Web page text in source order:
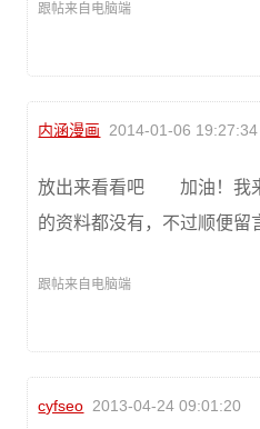
跟帖来自电脑端
内涵漫画 2014-01-06 19:27:34
放出来看看吧 加油！我
的资料都没有，不过顺便留
跟帖来自电脑端
cyfseo 2013-04-24 09:01:20